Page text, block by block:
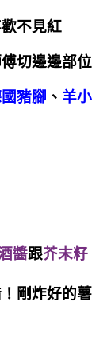
不見紅
切邊邊部位
豬腳 、 羊小
醬跟芥末籽
剛炸好的薯